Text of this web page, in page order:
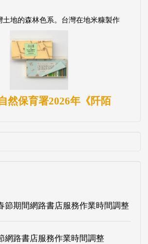
土地的森林色系。台灣在地米糠製作
然保育署2026年《阡陌
節期間網路書店服務作業時間調整
網路書店服務作業時間調整